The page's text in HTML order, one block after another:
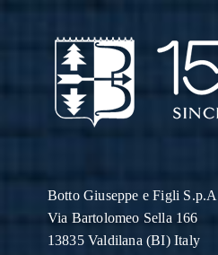
Botto Giuseppe e Figli S.p.A
Via Bartolomeo Sella 166
13835 Valdilana (BI) Italy